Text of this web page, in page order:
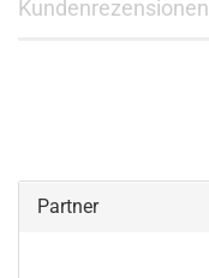
Kundenrezensionen
Partner